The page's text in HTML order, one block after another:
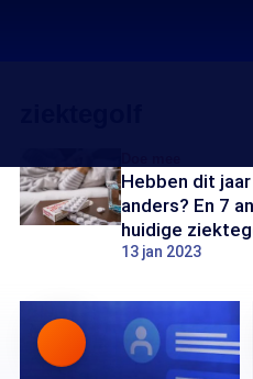
Hebben dit
anders? En 7
huidige
13 jan 2023